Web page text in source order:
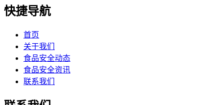
快捷导航
首页
关于我们
食品安全动态
食品安全资讯
联系我们